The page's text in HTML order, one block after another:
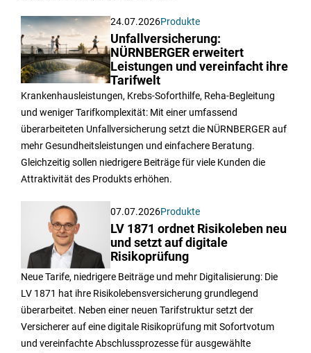
24.07.2026Produkte
Unfallversicherung:
NÜRNBERGER erweitert
Leistungen und vereinfacht ihre
Tarifwelt
Krankenhausleistungen, Krebs-Soforthilfe, Reha-Begleitung
und weniger Tarifkomplexität: Mit einer umfassend
überarbeiteten Unfallversicherung setzt die NÜRNBERGER auf
mehr Gesundheitsleistungen und einfachere Beratung.
Gleichzeitig sollen niedrigere Beiträge für viele Kunden die
Attraktivität des Produkts erhöhen.
07.07.2026Produkte
LV 1871 ordnet Risikoleben neu
und setzt auf digitale
Risikoprüfung
Neue Tarife, niedrigere Beiträge und mehr Digitalisierung: Die
LV 1871 hat ihre Risikolebensversicherung grundlegend
überarbeitet. Neben einer neuen Tarifstruktur setzt der
Versicherer auf eine digitale Risikoprüfung mit Sofortvotum
und vereinfachte Abschlussprozesse für ausgewählte